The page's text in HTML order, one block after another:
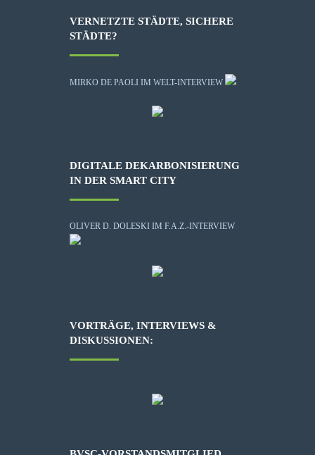
VERNETZTE STÄDTE, SICHERE
STÄDTE?
MIRKO DE PAOLI IM WELT-INTERVIEW
DIGITALE DEKARBONISIERUNG
IN DER SMART CITY
OLIVER D. DOLESKI IM F.A.Z.-INTERVIEW
VORTRÄGE, INTERVIEWS &
DISKUSSIONEN: